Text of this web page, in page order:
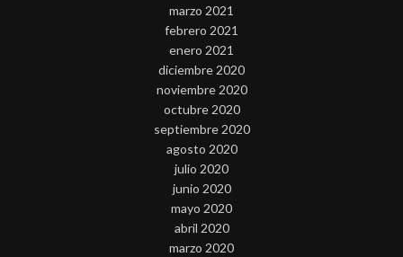
marzo 2021
febrero 2021
enero 2021
diciembre 2020
noviembre 2020
octubre 2020
septiembre 2020
agosto 2020
julio 2020
junio 2020
mayo 2020
abril 2020
marzo 2020